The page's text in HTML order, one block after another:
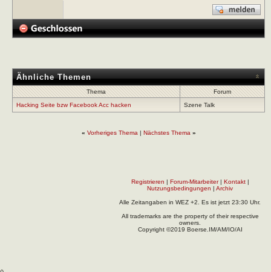
Ähnliche Themen
Thema
Forum
Hacking Seite bzw Facebook Acc hacken
Szene Talk
« Vorheriges Thema | Nächstes Thema »
Registrieren | Forum-Mitarbeiter| Kontakt|
Nutzungsbedingungen | Archiv
Alle Zeitangaben in WEZ +2. Es ist jetzt 23:30 Uhr.
All trademarks are the property of their respective
owners.
Copyright ©2019 Boerse.IM/AM/IO/AI